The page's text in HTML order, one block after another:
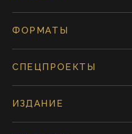
ФОРМАТЫ
СПЕЦПРОЕКТЫ
ИЗДАНИЕ